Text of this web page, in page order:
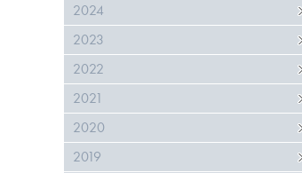
2024
2023
2022
2021
2020
2019